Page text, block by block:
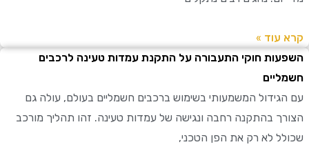
»
חוקי התעבורה על התקנת עמדות טעינה לרכבים
המשמעותי בשימוש ברכבים חשמליים בעולם, עולה גם
בהתקנה רחבה ונגישה של עמדות טעינה. זהו תהליך מורכב
לא רק את הפן הטכני,